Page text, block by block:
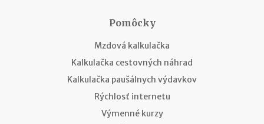
Pomôcky
Mzdová kalkulačka
Kalkulačka cestovných náhrad
Kalkulačka paušálnych výdavkov
Rýchlosť internetu
Výmenné kurzy